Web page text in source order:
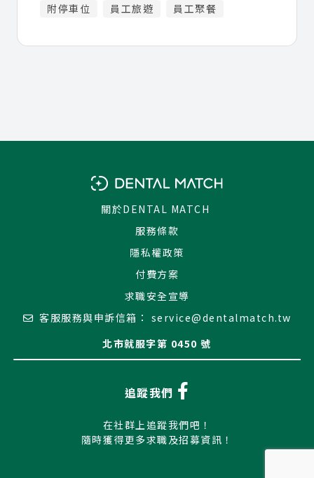
附停車位
員工旅遊 員工聚餐
關於DENTAL MATCH
服務條款
隱私權政策
付費方案
求職安全宣導
客服服務與申訴信箱： service@dentalmatch.tw
北市就服字第 0450 號
追蹤我們
在社群上追蹤我們吧！
隨時獲得更多求職及招募資訊！